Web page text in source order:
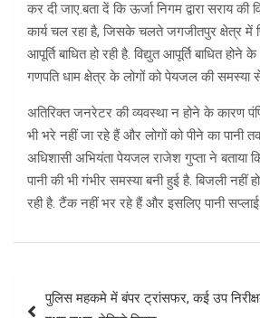
कर दी जाए.बता दें कि ऊर्जा निगम द्वारा सराय की
कार्य चल रहा है, जिसके चलते जगजीतपुर क्षेत्र में
आपूर्ति बाधित हो रही है. विद्युत आपूर्ति बाधित
गणपति धाम क्षेत्र के लोगों को पेयजल की समस्या
अतिरिक्त जनरेटर की व्यवस्था न होने के कारण
भी भरे नहीं जा रहे हैं और लोगों को पीने का पानी
अधिशासी अभियंता पेयजल राजेश गुप्ता ने
पानी की भी गंभीर समस्या बनी हुई है. बिजली नहीं
रही है. टैंक नहीं भर रहे हैं और इसलिए पानी
navigation
पुलिस महकमे में बंपर ट्रांसफर, कई उप